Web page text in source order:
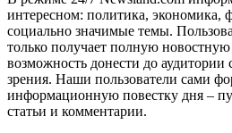
интересном: политика, экономика,
социально значимые темы.
только получает полную
возможность донести до аудитории
зрения. Наши пользователи сами
информационную повестку дня –
статьи и комментарии.